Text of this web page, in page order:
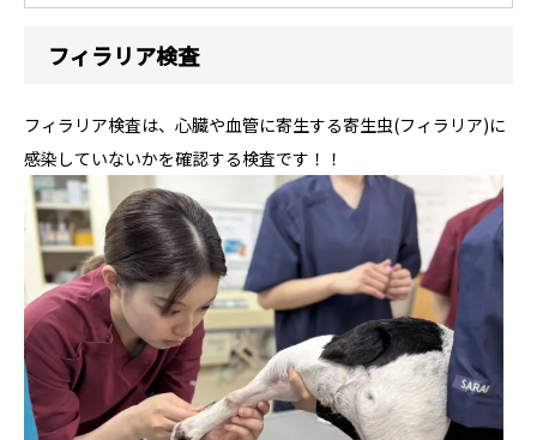
フィラリア検査
フィラリア検査は、心臓や血管に寄生する寄生虫(フィラリア)に
感染していないかを確認する検査です！！